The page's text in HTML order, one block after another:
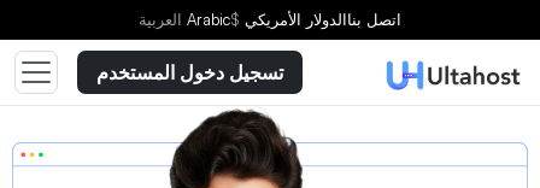
اتصل بناالدولار الأمريكي $
Arabic العربية
تسجيل دخول المستخدم